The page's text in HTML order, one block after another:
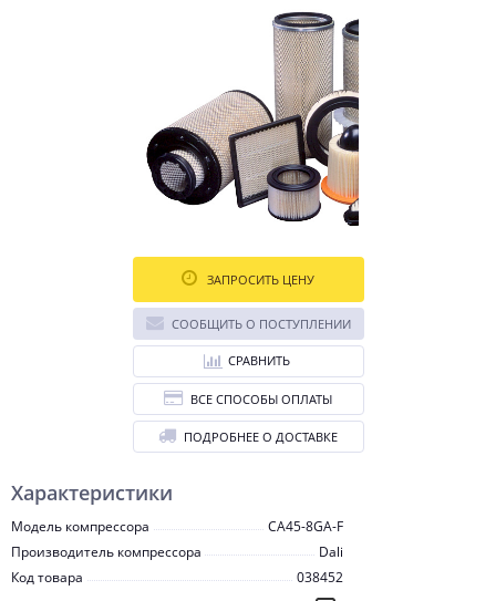
Характеристики
Модель компрессора
CA45-8GA-F
Производитель компрессора
Dali
Код товара
038452
ЗАПРОСИТЬ ЦЕНУ
СООБЩИТЬ О ПОСТУПЛЕНИИ
СРАВНИТЬ
ВСЕ СПОСОБЫ ОПЛАТЫ
ПОДРОБНЕЕ О ДОСТАВКЕ